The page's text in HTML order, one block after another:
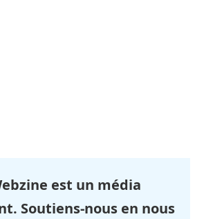
est un média
Soutiens-nous en nous